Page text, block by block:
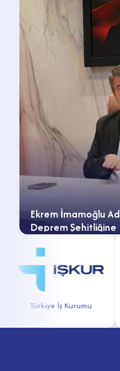
Ekrem İmamoğlu
Deprem Şehitliğine
Türkiye İş Kurumu